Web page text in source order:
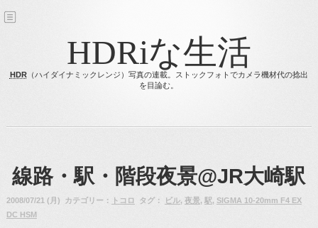
HDRiな生活
HDR（ハイダイナミックレンジ）写真の連載。ストックフォトでカメラ機材代の捻出
を目論む。
線路・駅・階段夜景@JR大崎駅
2008/07/21 (月) カテゴリー： トコロ タグ： ビル, 夜景, 駅, SIGMA 10-20mm F4 EX
DC HSM